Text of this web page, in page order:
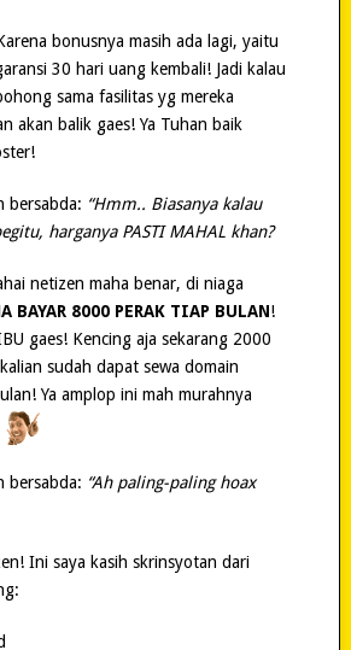
bonusnya masih ada lagi, yaitu
30 hari uang kembali! Jadi kalau
sama fasilitas yg mereka
akan balik gaes! Ya Tuhan baik
bersabda: “Hmm.. Biasanya kalau
harganya PASTI MAHAL khan?
netizen maha benar, di niaga
BAYAR 8000 PERAK TIAP BULAN!
gaes! Kencing aja sekarang 2000
sudah dapat sewa domain
Ya amplop ini mah murahnya
bersabda: “Ah paling-paling hoax
Ini saya kasih skrinsyotan dari